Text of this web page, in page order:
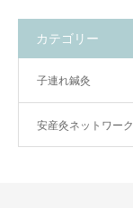
カテゴリー
子連れ鍼灸
安産灸ネットワーク